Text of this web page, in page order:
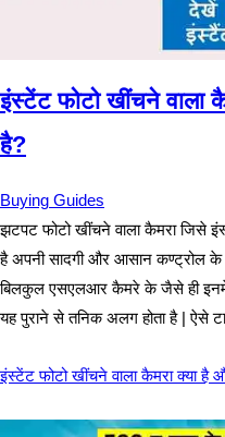
इंस्टेंट फोटो खींचने वाला
है?
Buying Guides
झटपट फोटो खींचने वाला कैमरा जिसे
है अपनी सादगी और आसान कण्ट्रोल
बिलकुल एसएलआर कैमरे के जैसे ही इनमें
यह पुराने से तनिक अलग होता है | ऐसे
इंस्टेंट फोटो खींचने वाला कैमरा क्या है